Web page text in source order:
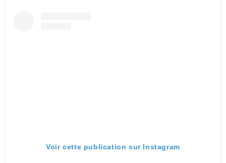
Voir cette publication sur Instagram